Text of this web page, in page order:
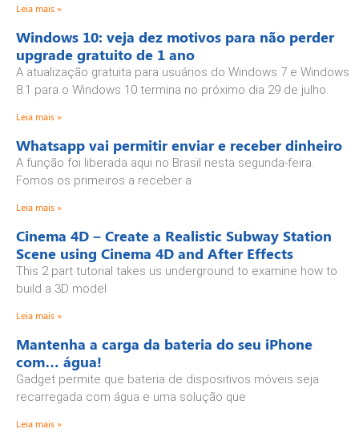
Leia mais »
Windows 10: veja dez motivos para não perder
upgrade gratuito de 1 ano
A atualização gratuita para usuários do Windows 7 e Windows
8.1 para o Windows 10 termina no próximo dia 29 de julho.
Leia mais »
Whatsapp vai permitir enviar e receber dinheiro
A função foi liberada aqui no Brasil nesta segunda-feira.
Fomos os primeiros a receber a
Leia mais »
Cinema 4D – Create a Realistic Subway Station
Scene using Cinema 4D and After Effects
This 2 part tutorial takes us underground to examine how to
build a 3D model
Leia mais »
Mantenha a carga da bateria do seu iPhone
com… água!
Gadget permite que bateria de dispositivos móveis seja
recarregada com água e uma solução que
Leia mais »